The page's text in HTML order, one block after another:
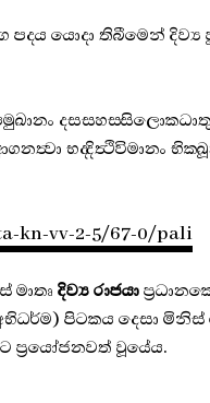
පදය යොදා තිබීමෙන්
භද‍්දිත්‍ථිවිමානං
kn-vv-2-5/67-0/pali
මාතෘ දිව්‍ය රාජයා
පිටකය දෙසා
ප්‍රයෝජනවත් වූයේය.